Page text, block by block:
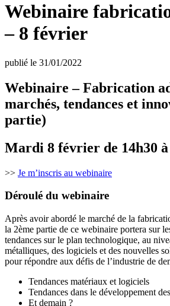
Webinaire
– 8 février
publié le 31/01/2022
Webinaire – Fabrication
marchés, tendances et
partie)
Mardi 8 février de 14h30 à
>> Je m’inscris au webinaire
Déroulé du webinaire
Après avoir abordé le marché de la
la 2ème partie de ce webinaire portera sur
tendances sur le plan technologique, au
métalliques, des logiciels et des nouvelles
pour répondre aux défis de l’industrie de
Tendances matériaux et logiciels
Tendances dans le développement
Et demain ?